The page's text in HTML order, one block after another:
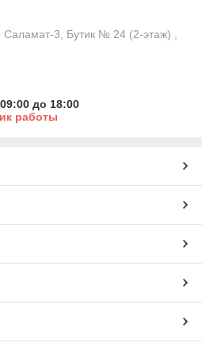
3, Бутик № 24 (2-этаж) ,
до 18:00
работы